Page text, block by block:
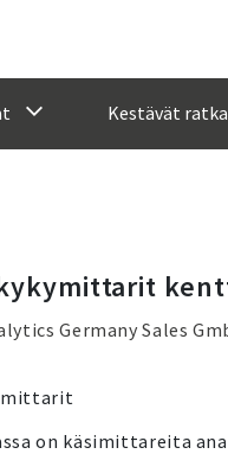
Kestävät
Germany Sales
on käsimittareita